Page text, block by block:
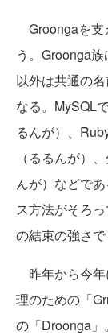
Groongaを支
う。Groonga
以外は共通の
なる。MySQL
るんが）、
（るるんが）
んが）などで
ス方法がそろ
の結束の強さで
昨年から今年
理のための「
の「Droonga」。